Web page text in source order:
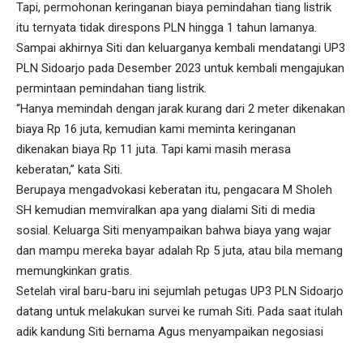
Tapi, permohonan keringanan biaya pemindahan tiang listrik
itu ternyata tidak direspons PLN hingga 1 tahun lamanya.
Sampai akhirnya Siti dan keluarganya kembali mendatangi UP3
PLN Sidoarjo pada Desember 2023 untuk kembali mengajukan
permintaan pemindahan tiang listrik.
“Hanya memindah dengan jarak kurang dari 2 meter dikenakan
biaya Rp 16 juta, kemudian kami meminta keringanan
dikenakan biaya Rp 11 juta. Tapi kami masih merasa
keberatan,” kata Siti.
Berupaya mengadvokasi keberatan itu, pengacara M Sholeh
SH kemudian memviralkan apa yang dialami Siti di media
sosial. Keluarga Siti menyampaikan bahwa biaya yang wajar
dan mampu mereka bayar adalah Rp 5 juta, atau bila memang
memungkinkan gratis.
Setelah viral baru-baru ini sejumlah petugas UP3 PLN Sidoarjo
datang untuk melakukan survei ke rumah Siti. Pada saat itulah
adik kandung Siti bernama Agus menyampaikan negosiasi